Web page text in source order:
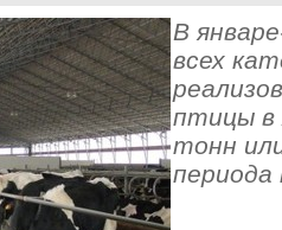
В
всех
птицы в
тонн
периода